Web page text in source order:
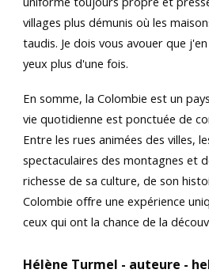
villages plus démunis où les
taudis. Je dois vous avouer que
yeux plus d'une fois.
En somme, la Colombie est un
vie quotidienne est ponctuée de
Entre les rues animées des villes,
spectaculaires des montagnes et
richesse de sa culture, de son
Colombie offre une expérience
ceux qui ont la chance de la
Hélène Turmel - auteure -